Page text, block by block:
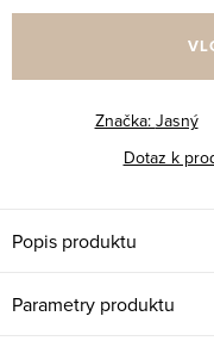
cena:
Značka: Jasný
Dotaz k
Popis produktu
Parametry produktu